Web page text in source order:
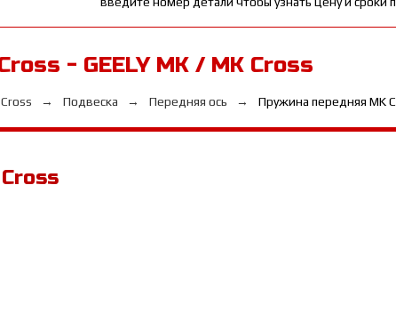
- GEELY MK / MK Cross
Подвеска Передняя ось Пружина передняя MK